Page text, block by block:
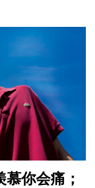
你会痛；